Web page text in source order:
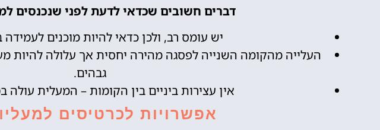
דברים חשובים שכדאי לדעת לפני שנכנסים
יש עומס רב, ולכן כדאי להיות מוכנים לעמידה
העלייה מהקומה השנייה לפסגה מהירה יחסית אך עלולה להיות
גבהים.
אין עצירות ביניים בין הקומות – המעלית עולה
אפשרויות לכרטיסים